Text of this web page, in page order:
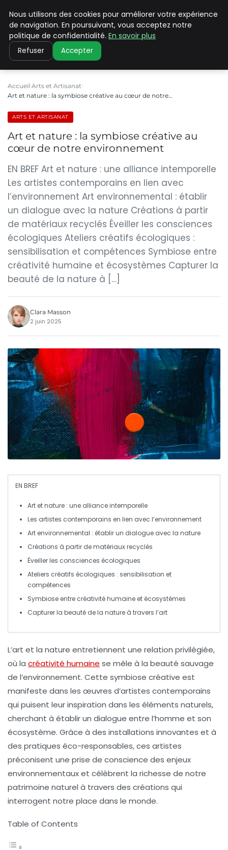
PILAT PATRIMOINES
Accueil Arts et Artisanat
Art et nature : la symbiose créative au cœur de notre…
ARTS ET ARTISANAT
Art et nature : la symbiose créative au
cœur de notre environnement
EN BREF Art et nature : une alliance intemporelle
Les artistes contemporains en lien avec
l’environnement Art environnemental : établir
un dialogue avec la nature Créations à partir
de matériaux recyclés Éveiller les consciences
écologiques Ateliers créatifs écologiques :
sensibilisation et compétences Symbiose entre
créativité humaine et écosystèmes Capturer la
beauté de la nature à […]
Clara Masson
2 juin 2025
EN BREF
Art et nature : une alliance intemporelle
Les artistes contemporains en lien avec l’environnement
Art environnemental : établir un dialogue avec la nature
Créations à partir dematériaux recyclés
Éveiller les consciences écologiques
Ateliers créatifs écologiques : sensibilisation et
compétences
Symbiose entre créativité humaine et écosystèmes
Capturer la beauté de la nature à travers l’art
L’art et la nature entretiennent une relation privilégiée,
où la créativité humaine se mêle à la beauté sauvage
de l’environnement. Cette symbiose créative est
manifeste dans les œuvres d’artistes contemporains
qui puisent leur inspiration dans les éléments naturels,
cherchant à établir un dialogue entre l’homme et son
écosystème. Grâce à des installations innovantes et à
des pratiques éco-responsables, ces artistes
préconisent une prise de conscience des enjeux
environnementaux et célèbrent la richesse de notre
patrimoine naturel à travers des créations qui
interrogent notre place dans le monde.
Table of Contents
Nous utilisons des cookies pour améliorer votre expérience
de navigation. En poursuivant, vous acceptez notre
politique de confidentialité. En savoir plus
Refuser Accepter